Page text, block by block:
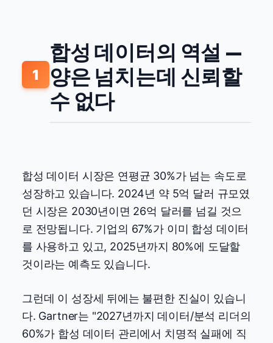
1
합성 데이터의 역설 —
양은 넘치는데 신뢰할
수 없다
합성 데이터 시장은 연평균 30%가 넘는 속도로
성장하고 있습니다. 2024년 약 5억 달러 규모였
던 시장은 2030년이면 26억 달러를 넘길 것으
로 전망됩니다. 기업의 67%가 이미 합성 데이터
를 사용하고 있고, 2025년까지 80%에 도달할
것이라는 예측도 있습니다.
그런데 이 성장세 뒤에는 불편한 진실이 있습니
다. Gartner는 "2027년까지 데이터/분석 리더의
60%가 합성 데이터 관리에서 치명적 실패에 직